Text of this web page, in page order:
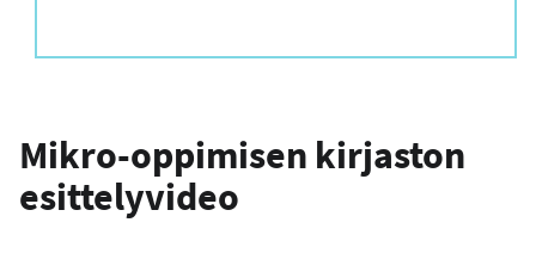
Mikro-oppimisen kirjaston
esittelyvideo